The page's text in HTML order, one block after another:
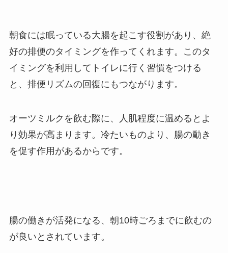
朝食には眠っている大腸を起こす役割があり、絶
好の排便のタイミングを作ってくれます。このタ
イミングを利用してトイレに行く習慣をつける
と、排便リズムの回復にもつながります。
オーツミルクを飲む際に、人肌程度に温めるとよ
り効果が高まります。冷たいものより、腸の動き
を促す作用があるからです。
腸の働きが活発になる、朝10時ごろまでに飲むの
が良いとされています。